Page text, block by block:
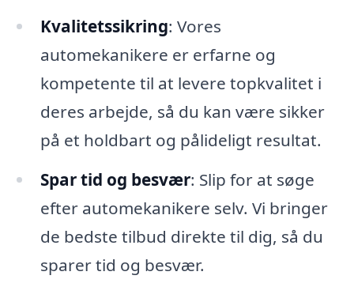
Kvalitetssikring: Vores
automekanikere er erfarne og
kompetente til at levere topkvalitet i
deres arbejde, så du kan være sikker
på et holdbart og pålideligt resultat.
Spar tid og besvær: Slip for at søge
efter automekanikere selv. Vi bringer
de bedste tilbud direkte til dig, så du
sparer tid og besvær.